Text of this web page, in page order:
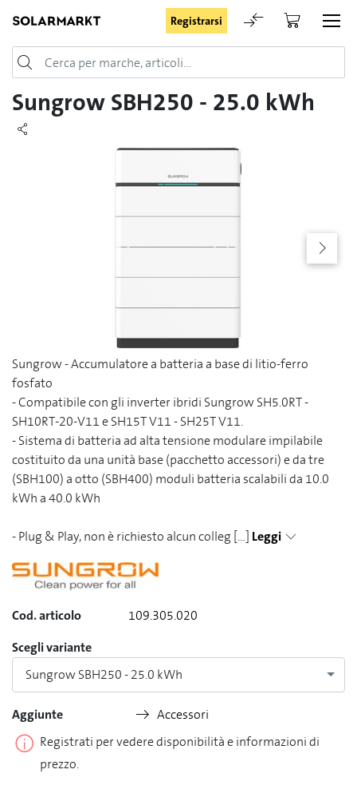
Registrarsi
Login
Rimani registrato
Sungrow SBH250 - 25.0 kWh
Sungrow - Accumulatore a batteria a base di litio-ferro
fosfato
- Compatibile con gli inverter ibridi Sungrow SH5.0RT -
SH10RT-20-V11 e SH15T V11 - SH25T V11.
- Sistema di batteria ad alta tensione modulare impilabile
costituito da una unità base (pacchetto accessori) e da tre
(SBH100) a otto (SBH400) moduli batteria scalabili da 10.0
kWh a 40.0 kWh
- Plug & Play, non è richiesto alcun colleg [...] Leggi
Cod. articolo
109.305.020
Scegli variante
Sungrow SBH250 - 25.0 kWh
Aggiunte
Accessori
Registrati per vedere disponibilità e informazioni di
prezzo.